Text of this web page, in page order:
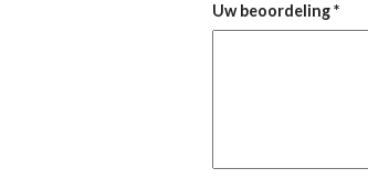
Uw beoordeling*